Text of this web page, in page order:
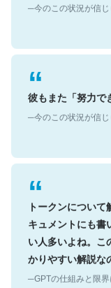
彼もまた「努力で
トークンについ
キュメントにも
い人多いよね。
かりやすい解説な